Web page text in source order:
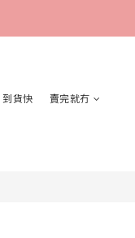
到貨快 賣完就冇